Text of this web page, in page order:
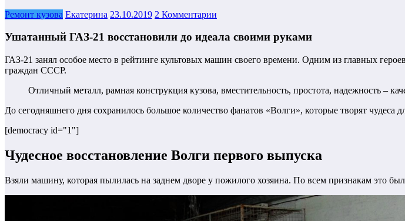
Ремонт кузова Екатерина 23.10.2019 2 Комментарии
Ушатанный ГАЗ-21 восстановили до идеала своими руками
ГАЗ-21 занял особое место в рейтинге культовых машин своего времени. Одним из главных
граждан СССР.
Отличный металл, рамная конструкция кузова, вместительность, простота, надежность –
До сегодняшнего дня сохранилось большое количество фанатов «Волги», которые творят чудеса
[democracy id="1"]
Чудесное восстановление Волги первого выпуска
Взяли машину, которая пылилась на заднем дворе у пожилого хозяина. По всем признакам это